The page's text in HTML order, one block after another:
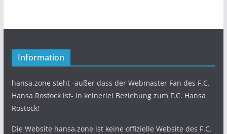
Information
hansa.zone steht -außer dass der Webmaster Fan des F.C.
Hansa Rostock ist- in keinerlei Beziehung zum F.C. Hansa
Rostock!
Die Website hansa.zone ist keine offizielle Website des F.C.